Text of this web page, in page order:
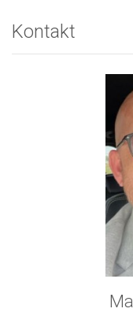
Kontakt